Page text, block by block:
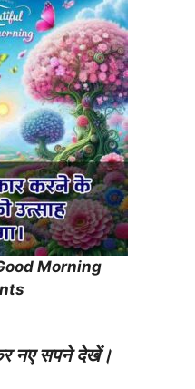
Morning
नए सपने देखें।